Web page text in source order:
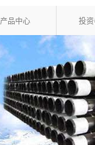
产品中心 投